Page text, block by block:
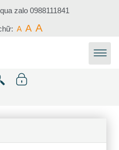
zalo 0988111841
A A A